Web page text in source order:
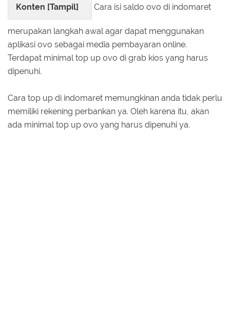
Konten [Tampil] Cara isi saldo ovo di indomaret
merupakan langkah awal agar dapat menggunakan
aplikasi ovo sebagai media pembayaran online.
Terdapat minimal top up ovo di grab kios yang harus
dipenuhi.
Cara top up di indomaret memungkinan anda tidak perlu
memiliki rekening perbankan ya. Oleh karena itu, akan
ada minimal top up ovo yang harus dipenuhi ya.